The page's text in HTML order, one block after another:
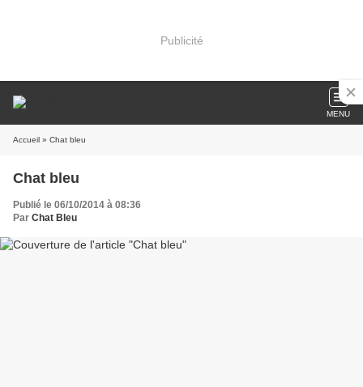
Publicité
MENU
Accueil » Chat bleu
Chat bleu
Publié le 06/10/2014 à 08:36
Par Chat Bleu